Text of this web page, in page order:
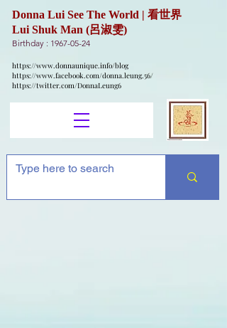
Donna Lui See The World | 看世界
Lui Shuk Man (呂淑雯)
Birthday : 1967-05-24
https://www.donnaunique.info/blog
https://www.facebook.com/donna.leung.56/
https://twitter.com/DonnaLeung6